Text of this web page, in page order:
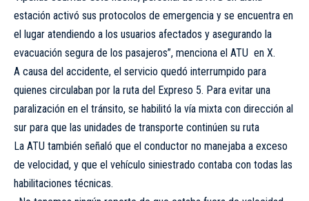
estación activó sus protocolos de emergencia y se encuentra en
el lugar atendiendo a los usuarios afectados y asegurando la
evacuación segura de los pasajeros”, menciona el ATU en X.
A causa del accidente, el servicio quedó interrumpido para
quienes circulaban por la ruta del Expreso 5. Para evitar una
paralización en el tránsito, se habilitó la vía mixta con dirección al
sur para que las unidades de transporte continúen su ruta
La ATU también señaló que el conductor no manejaba a exceso
de velocidad, y que el vehículo siniestrado contaba con todas las
habilitaciones técnicas.